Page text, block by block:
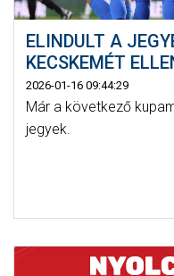
ELINDULT A
KECSKEMÉT
2026-01-16 09:44:29
Már a következő
jegyek.